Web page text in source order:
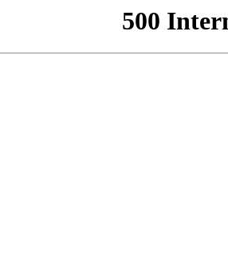
500